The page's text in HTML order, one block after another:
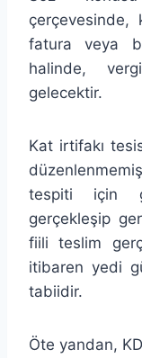
çerçevesinde,
fatura veya
halinde,
gelecektir.
Kat irtifakı
tespiti için
gerçekleşip
fiili teslim
itibaren yedi
tabiidir.
Öte yandan,